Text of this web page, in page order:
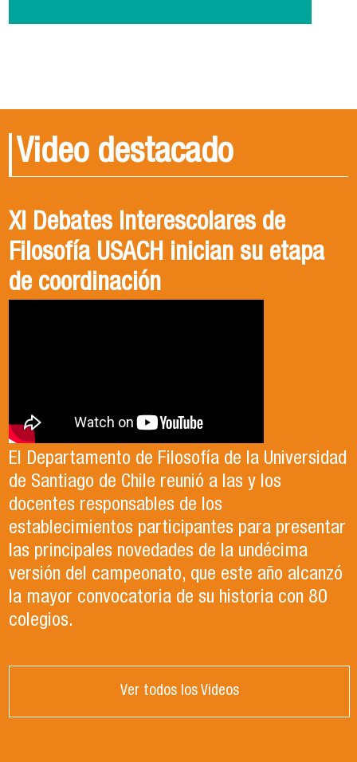
Video destacado
XI Debates Interescolares de
Filosofía USACH inician su etapa
de coordinación
El Departamento de Filosofía de la Universidad
de Santiago de Chile reunió a las y los
docentes responsables de los
establecimientos participantes para presentar
las principales novedades de la undécima
versión del campeonato, que este año alcanzó
la mayor convocatoria de su historia con 80
colegios.
Ver todos los Videos